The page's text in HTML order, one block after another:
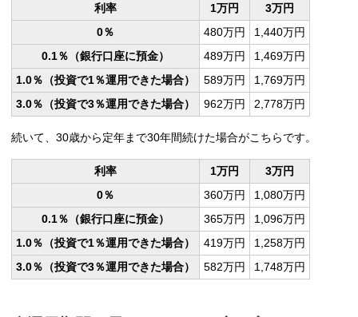
利率 1万円
3万円
0％
480万円
1,440万円
0.1％（銀行口座に預金）
489万円
1,469万円
1.0％（投資で1％運用できた場合）
589万円
1,769万円
3.0％（投資で3％運用できた場合）
962万円 2,778万円
続いて、30歳から定年まで30年間続けた場合がこちらです。
利率 1万円
3万円
0％
360万円
1,080万円
0.1％（銀行口座に預金）
365万円
1,096万円
1.0％（投資で1％運用できた場合）
419万円
1,258万円
3.0％（投資で3％運用できた場合）
582万円 1,748万円